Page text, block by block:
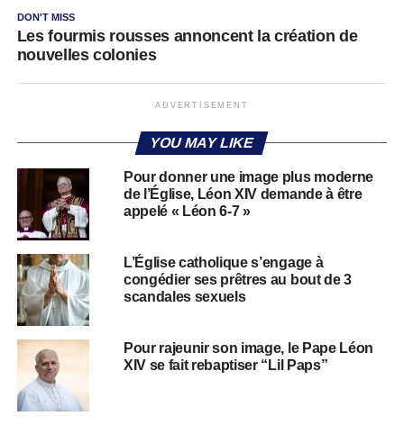
DON'T MISS
Les fourmis rousses annoncent la création de
nouvelles colonies
ADVERTISEMENT
YOU MAY LIKE
Pour donner une image plus moderne
de l’Église, Léon XIV demande à être
appelé « Léon 6-7 »
L’Église catholique s’engage à
congédier ses prêtres au bout de 3
scandales sexuels
Pour rajeunir son image, le Pape Léon
XIV se fait rebaptiser “Lil Paps”